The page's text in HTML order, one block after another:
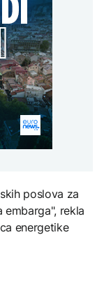
u
i
i
u
na
hoće li
942
poslova za
rekla
energetike